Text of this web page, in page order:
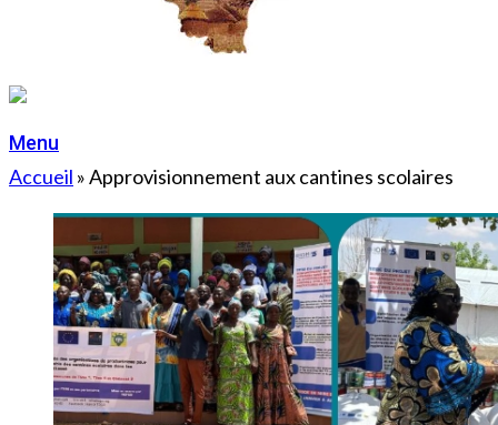
Menu
Accueil »Approvisionnement aux cantines scolaires